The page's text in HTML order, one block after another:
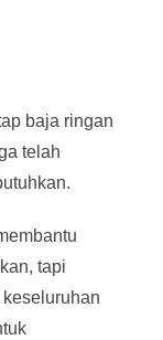
baja ringan
telah
tapi